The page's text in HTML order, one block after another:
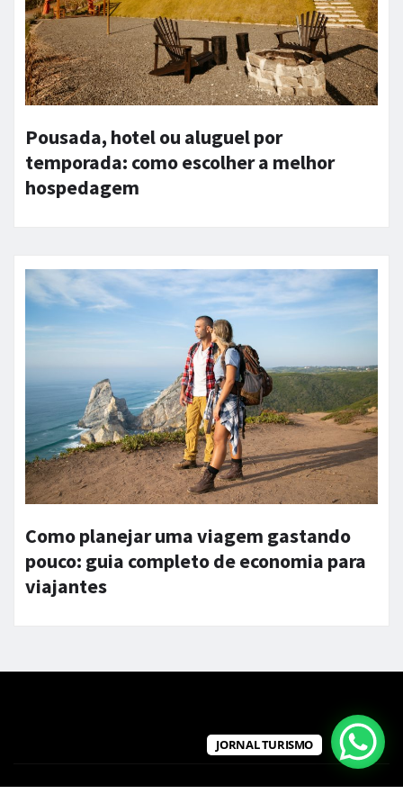
Pousada, hotel ou aluguel por
temporada: como escolher a melhor
hospedagem
Como planejar uma viagem gastando
pouco: guia completo de economia para
viajantes
JORNAL TURISMO